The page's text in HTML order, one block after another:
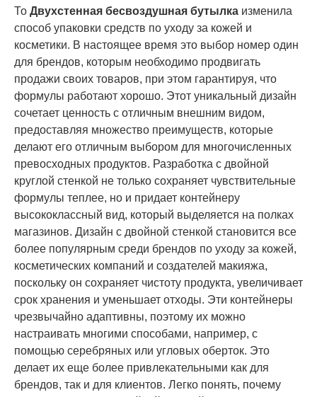
То Двухстенная бесвоздушная бутылка изменила
способ упаковки средств по уходу за кожей и
косметики. В настоящее время это выбор номер один
для брендов, которым необходимо продвигать
продажи своих товаров, при этом гарантируя, что
формулы работают хорошо. Этот уникальный дизайн
сочетает ценность с отличным внешним видом,
предоставляя множество преимуществ, которые
делают его отличным выбором для многочисленных
превосходных продуктов. Разработка с двойной
круглой стенкой не только сохраняет чувствительные
формулы теплее, но и придает контейнеру
высококлассный вид, который выделяется на полках
магазинов. Дизайн с двойной стенкой становится все
более популярным среди брендов по уходу за кожей,
косметических компаний и создателей макияжа,
поскольку он сохраняет чистоту продукта, увеличивает
срок хранения и уменьшает отходы. Эти контейнеры
чрезвычайно адаптивны, поэтому их можно
настраивать многими способами, например, с
помощью серебряных или угловых оберток. Это
делает их еще более привлекательными как для
брендов, так и для клиентов. Легко понять, почему